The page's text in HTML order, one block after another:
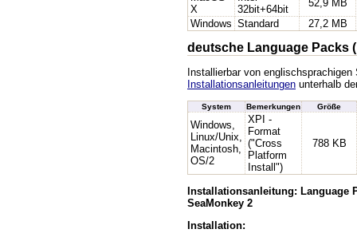
X
32bit+64bit
52,9 MB
Windows Standard 27,2 MB
deutsche Language Packs
Installierbar von
Installationsanleitungen unterhalb
System Bemerkungen Größe
Windows,
Linux/Unix,
Macintosh,
OS/2
XPI -
Format
("Cross
Platform
Install")
788 KB
Installationsanleitung: Language
SeaMonkey 2
Installation: